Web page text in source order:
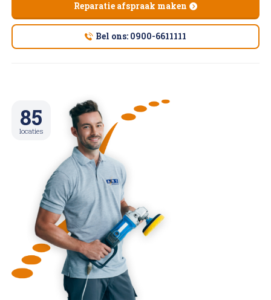
85
locaties
Reparatie afspraak maken
Bel ons: 0900-6611111